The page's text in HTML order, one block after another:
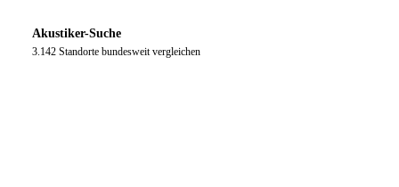
Akustiker-Suche
3.142 Standorte bundesweit vergleichen